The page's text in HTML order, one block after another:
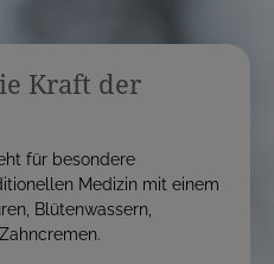
Kraft der
für besondere
Medizin mit einem
Blütenwassern,